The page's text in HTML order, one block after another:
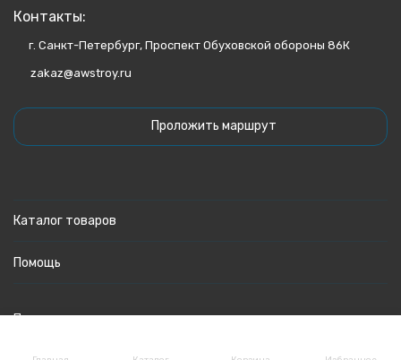
Контакты:
г. Санкт-Петербург, Проспект Обуховской обороны 86К
zakaz@awstroy.ru
Проложить маршрут
Каталог товаров
Помощь
Политика персональных данных